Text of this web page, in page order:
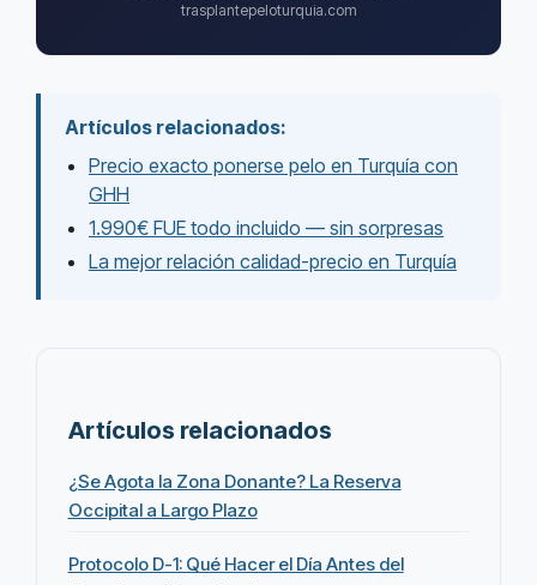
trasplantepeloturquia.com
Artículos relacionados:
Precio exacto ponerse pelo en Turquía con
GHH
1.990€ FUE todo incluido — sin sorpresas
La mejor relación calidad-precio en Turquía
Artículos relacionados
¿Se Agota la Zona Donante? La Reserva
Occipital a Largo Plazo
Protocolo D-1: Qué Hacer el Día Antes del